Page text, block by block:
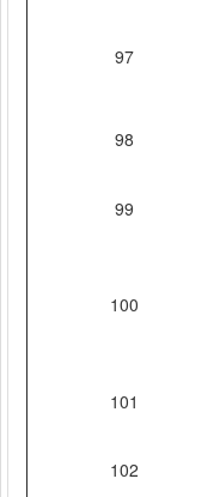
97
98
99
100
101
102